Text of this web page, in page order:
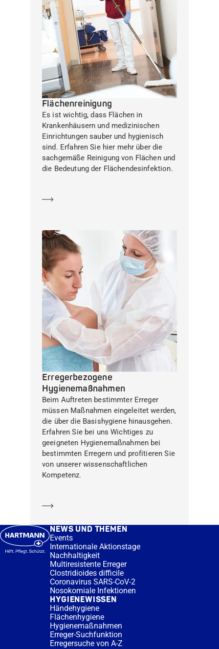
Flächenreinigung
Es ist wichtig, dass Flächen in
Krankenhäusern und medizinischen
Einrichtungen sauber und hygienisch
sind. Erfahren Sie hier mehr über die
sachgemäße Reinigung von Flächen und
die Bedeutung der Flächendesinfektion.
Erregerbezogene
Hygienemaßnahmen
Beim Auftreten bestimmter Erreger
müssen Maßnahmen eingeleitet werden,
die über die Basishygiene hinausgehen.
Erfahren Sie bei uns Wichtiges zu
geeigneten Hygienemaßnahmen bei
bestimmten Erregern und profitieren Sie
von unserer wissenschaftlichen
Kompetenz.
NEWS UND THEMEN
Events
Internationale Aktionstage
Nachhaltigkeit
Multiresistente Erreger
Clostridioides difficile
Coronavirus SARS-CoV-2
Nosokomiale Infektionen
HYGIENEWISSEN
Händehygiene
Flächenhygiene
Hygienemaßnahmen
Erreger-Suchfunktion
Erregersuche von A-Z